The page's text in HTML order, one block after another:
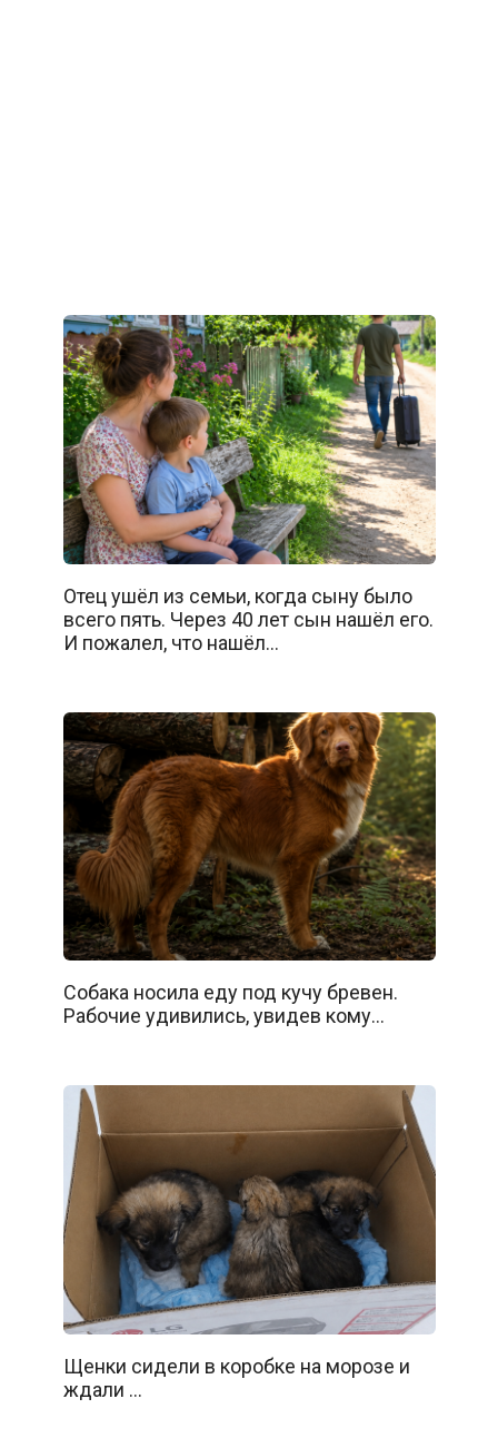
Отец ушёл из семьи, когда сыну было
всего пять. Через 40 лет сын нашёл его.
И пожалел, что нашёл…
Собака носила еду под кучу бревен.
Рабочие удивились, увидев кому…
Щенки сидели в коробке на морозе и
ждали …